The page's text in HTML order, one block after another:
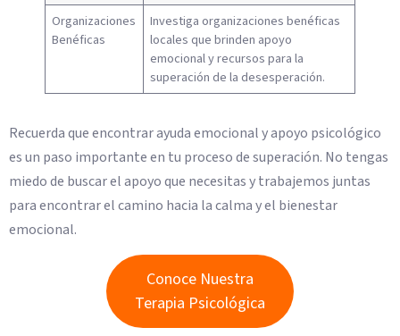
Organizaciones
Benéficas
Investiga organizaciones benéficas
locales que brinden apoyo
emocional y recursos para la
superación de la desesperación.
Recuerda que encontrar ayuda emocional y apoyo psicológico
es un paso importante en tu proceso de superación. No tengas
miedo de buscar el apoyo que necesitas y trabajemos juntas
para encontrar el camino hacia la calma y el bienestar
emocional.
Conoce Nuestra
Terapia Psicológica